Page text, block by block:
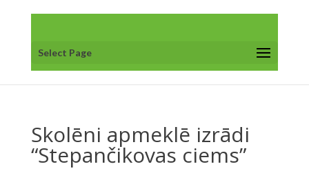
Select Page
Skolēni apmeklē izrādi
“Stepančikovas ciems”